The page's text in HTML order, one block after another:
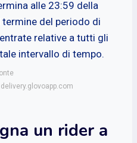
alle 23:59 della
del periodo di
relative a tutti gli
intervallo di tempo.
un rider a